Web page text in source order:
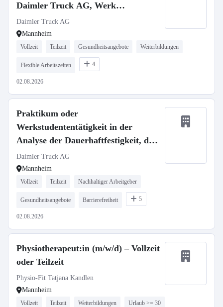
Daimler Truck AG, Werk
Mannheim, Ausbildungsbeginn
13.09.2027
Daimler Truck AG
Mannheim
Vollzeit Teilzeit Gesundheitsangebote Weiterbildungen
Flexible Arbeitszeiten 4
02.08.2026
Praktikum oder
Werkstudententätigkeit in der
Analyse der Dauerhaftfestigkeit, der
Anforderung und des Verhaltens von
NMC4 Batterien
Daimler Truck AG
Mannheim
Vollzeit Teilzeit Nachhaltiger Arbeitgeber
Gesundheitsangebote Barrierefreiheit 5
02.08.2026
Physiotherapeut:in (m/w/d) – Vollzeit
oder Teilzeit
Physio-Fit Tatjana Kandlen
Mannheim
Vollzeit Teilzeit Weiterbildungen Urlaub >= 30